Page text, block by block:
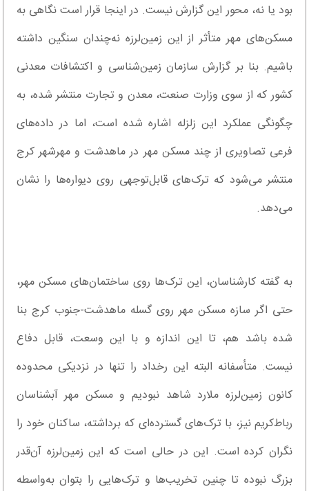
بود یا نه، محور این گزارش نیست. در اینجا قرار است نگاهی به
مسکن‌های مهر متأثر از این زمین‌لرزه نه‌چندان سنگین داشته
باشیم. بنا بر گزارش سازمان زمین‌شناسی و اکتشافات معدنی
کشور که از سوی وزارت صنعت، معدن و تجارت منتشر شده، به
چگونگی عملکرد این زلزله اشاره شده است، اما در داده‌های
فرعی تصاویری از چند مسکن مهر در ماهدشت و مهرشهر کرج
منتشر می‌شود که ترک‌های قابل‌توجهی روی دیواره‌ها را نشان
می‌دهد.
به گفته کارشناسان، این ترک‌ها روی ساختمان‌های مسکن مهر،
حتی اگر سازه مسکن مهر روی گسله ماهدشت-جنوب کرج بنا
شده باشد هم، تا این اندازه و با این وسعت، قابل دفاع
نیست. متأسفانه البته این رخداد را تنها در نزدیکی محدوده
کانون زمین‌لرزه ملارد شاهد نبودیم و مسکن مهر آبشناسان
رباط‌کریم نیز، با ترک‌های گسترده‌ای که برداشته، ساکنان خود را
نگران کرده است. این در حالی است که این زمین‌لرزه آن‌قدر
بزرگ نبوده تا چنین تخریب‌ها و ترک‌هایی را بتوان به‌واسطه